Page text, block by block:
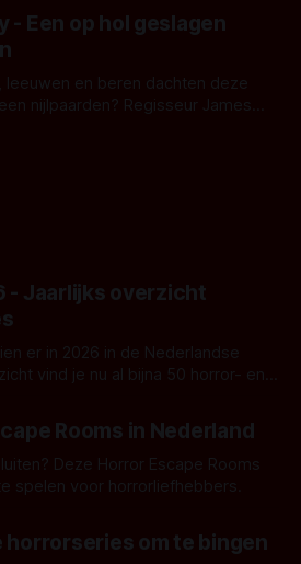
kleurrijks maar onheilspellends,
maakt De Groen met ieder woord
- Een op hol geslagen
leeuwen en beren dachten deze
nijlpaarden? Regisseur James
- Jaarlijks overzicht
er in 2026 in de Nederlandse
vind je nu al bijna 50 horror- en
Rooms in Nederland
Deze Horror Escape Rooms
spelen voor horrorliefhebbers.
horrorseries om te bingen